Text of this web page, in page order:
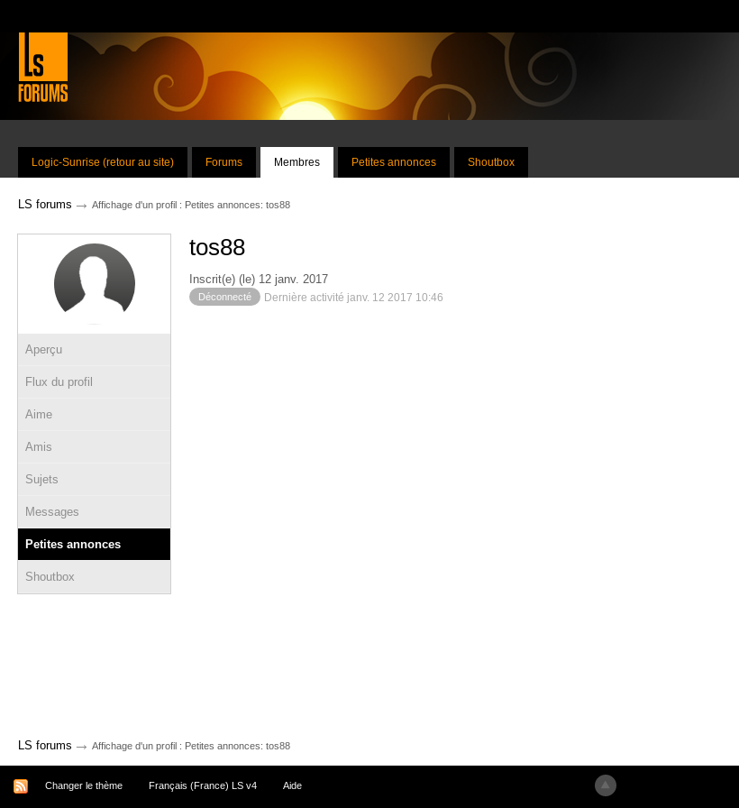
Logic-Sunrise (retour au site) Forums Membres Petites annonces Shoutbox
LS forums → Affichage d'un profil : Petites annonces: tos88
Aperçu
Flux du profil
Aime
Amis
Sujets
Messages
Petites annonces
Shoutbox
tos88
Inscrit(e) (le) 12 janv. 2017
Déconnecté Dernière activité janv. 12 2017 10:46
LS forums → Affichage d'un profil : Petites annonces: tos88
Changer le thème Français (France) LS v4 Aide